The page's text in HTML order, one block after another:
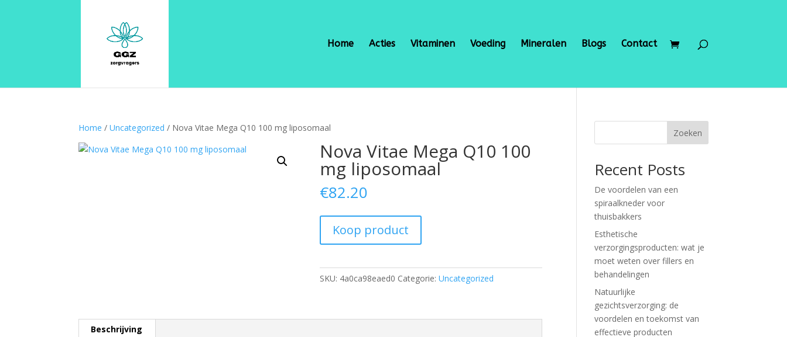
Home Acties Vitaminen Voeding Mineralen Blogs Contact
Home /Uncategorized / Nova Vitae Mega Q10 100 mg liposomaal
Nova Vitae Mega Q10 100
mg liposomaal
€82.20
Koop product
SKU: 4a0ca98eaed0 Categorie:Uncategorized
Beschrijving
Zoeken
Recent Posts
De voordelen van een
spiraalkneder voor
thuisbakkers
Esthetische
verzorgingsproducten: wat je
moet weten over fillers en
behandelingen
Natuurlijke
gezichtsverzorging: de
voordelen en toekomst van
effectieve producten